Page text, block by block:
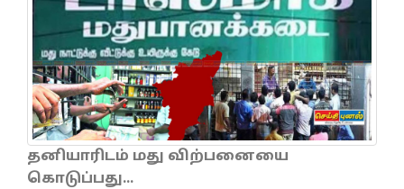
தனியாரிடம் மது விற்பனையை
கொடுப்பது...